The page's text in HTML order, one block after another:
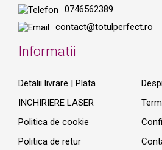
0746562389
contact@totulperfect.ro
Informatii
Detalii livrare | Plata
INCHIRIERE LASER
Politica de cookie
Politica de retur